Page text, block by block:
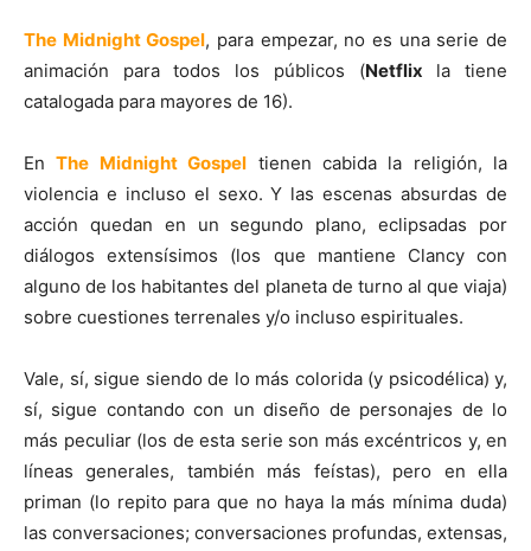
The Midnight Gospel, para empezar, no es una serie de
animación para todos los públicos (Netflix la tiene
catalogada para mayores de 16).
EnThe Midnight Gospel tienen cabida la religión, la
violencia e incluso el sexo. Y las escenas absurdas de
acción quedan en un segundo plano, eclipsadas por
diálogos extensísimos (los que mantiene Clancy con
alguno de los habitantes del planeta de turno al que viaja)
sobre cuestiones terrenales y/o incluso espirituales.
Vale, sí, sigue siendo de lo más colorida (y psicodélica) y,
sí, sigue contando con un diseño de personajes de lo
más peculiar (los de esta serie son más excéntricos y, en
líneas generales, también más feístas), pero en ella
priman (lo repito para que no haya la más mínima duda)
las conversaciones; conversaciones profundas, extensas,